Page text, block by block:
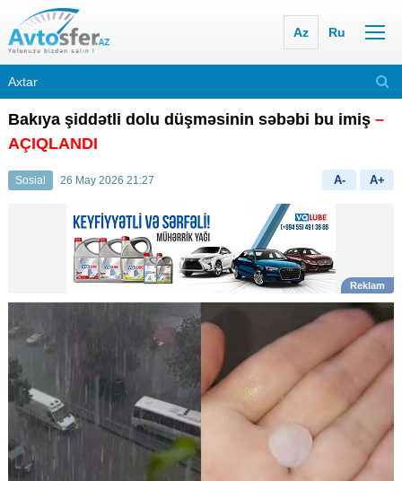
Az Ru
Bakıya şiddətli dolu düşməsinin səbəbi bu imiş –
AÇIQLANDI
Sosial 26 May 2026 21:27 A- A+